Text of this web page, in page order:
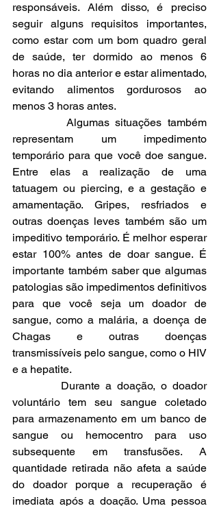
responsáveis. Além disso, é preciso
seguir alguns requisitos importantes,
como estar com um bom quadro geral
de saúde, ter dormido ao menos 6
horas no dia anterior e estar alimentado,
evitando alimentos gordurosos ao
menos 3 horas antes.
representam um impedimento
temporário para que você doe sangue.
Entre elas a realização de uma
tatuagem ou piercing, e a gestação e
amamentação. Gripes, resfriados e
outras doenças leves também são um
impeditivo temporário. É melhor esperar
estar 100% antes de doar sangue. É
importante também saber que algumas
patologias são impedimentos definitivos
para que você seja um doador de
sangue, como a malária, a doença de
Chagas e outras doenças
transmissíveis pelo sangue, como o HIV
e a hepatite.
voluntário tem seu sangue coletado
para armazenamento em um banco de
sangue ou hemocentro para uso
subsequente em transfusões. A
quantidade retirada não afeta a saúde
do doador porque a recuperação é
imediata após a doação. Uma pessoa